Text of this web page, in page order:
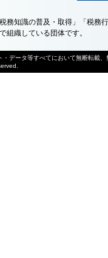
務知識の普及・取得」「税務
組織している団体です。
データ等すべてにおいて無断転載